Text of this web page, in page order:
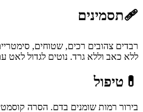
🩹תסמינים
רבדים צהובים רכים, שטוחים,
ללא כאב וללא גרד. נוטים לגדול לאט
💊 טיפול